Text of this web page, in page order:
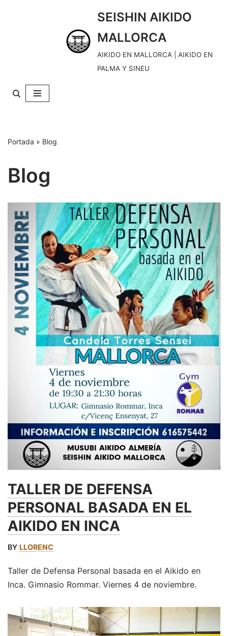
n
e
n
SEISHIN AIKIDO
MALLORCA
AIKIDO EN MALLORCA | AIKIDO EN
PALMA Y SINEU
Portada » Blog
Blog
TALLER DE DEFENSA
PERSONAL BASADA EN EL
AIKIDO EN INCA
BY LLORENC
Taller de Defensa Personal basada en el Aikido en
Inca. Gimnasio Rommar. Viernes 4 de noviembre.